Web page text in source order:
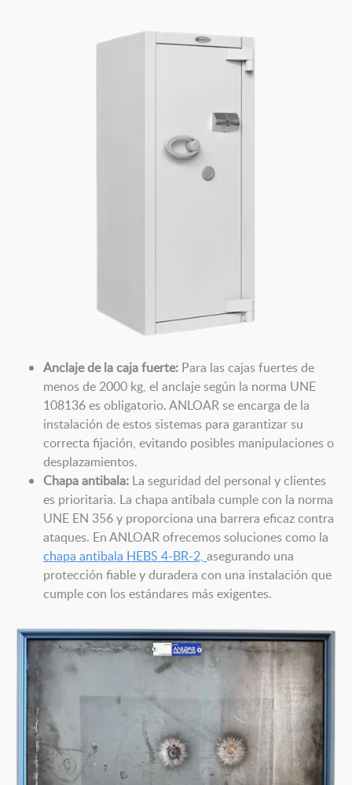
Anclaje de la caja fuerte: Para las cajas fuertes de
menos de 2000 kg, el anclaje según la norma UNE
108136 es obligatorio. ANLOAR se encarga de la
instalación de estos sistemas para garantizar su
correcta fijación, evitando posibles manipulaciones o
desplazamientos.
Chapa antibala: La seguridad del personal y clientes
es prioritaria. La chapa antibala cumple con la norma
UNE EN 356 y proporciona una barrera eficaz contra
ataques. En ANLOAR ofrecemos soluciones como la
chapa antibala HEBS 4-BR-2, asegurando una
protección fiable y duradera con una instalación que
cumple con los estándares más exigentes.